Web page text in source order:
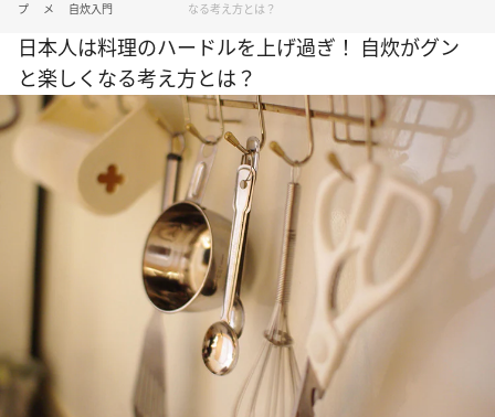
プ
メ
自炊入門
なる考え方とは？
日本人は料理のハードルを上げ過ぎ！ 自炊がグン
と楽しくなる考え方とは？